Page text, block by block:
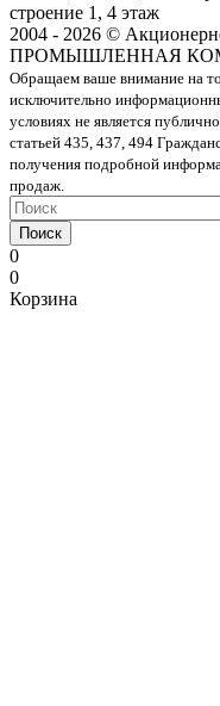
строение 1, 4 этаж
2004 - 2026 ©
ПРОМЫШЛЕННАЯ
Обращаем ваше внимание на
исключительно
условиях не является
статьей 435, 437, 494
получения подробной
продаж.
Поиск
0
0
Корзина